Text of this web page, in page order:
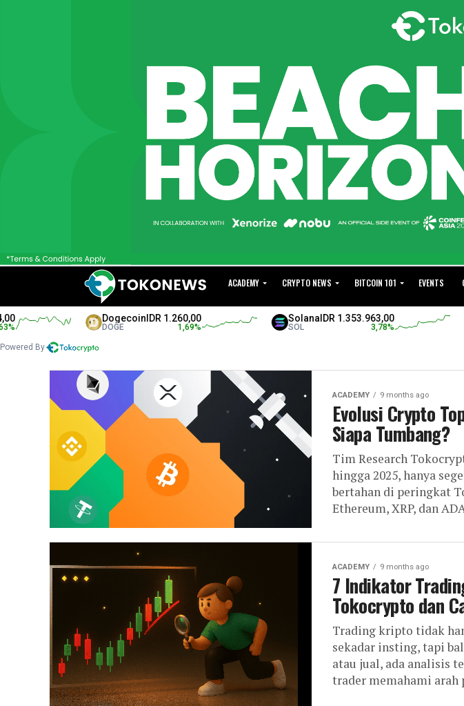
ACADEMY CRYPTO NEWS BITCOIN 101 EVENTS
DogecoinIDR 1.260,00
DOGE
SolanaIDR 1.353.963,00 XRP
Powered By
ACADEMY 9 months ago
Evolusi Crypto
Siapa Tumbang?
Tim Research
hingga 2025, hanya
bertahan di peringkat
Ethereum, XRP, dan
ACADEMY 9 months ago
7 Indikator
Tokocrypto dan
Trading kripto tidak
sekadar insting, tapi
atau jual, ada analisis
trader memahami arah